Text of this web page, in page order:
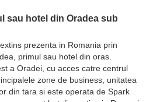
sau hotel din Oradea sub
prezenta in Romania prin
primul sau hotel din oras.
a Oradei, cu acces catre centrul
zone de business, unitatea
din tara si este operata de Spark